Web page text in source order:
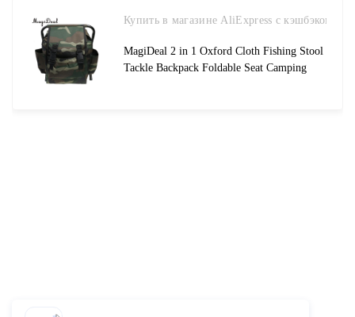
Купить в магазине AliExpress с кэшбэком
MagiDeal 2 in 1 Oxford Cloth Fishing Stool
Tackle Backpack Foldable Seat Camping